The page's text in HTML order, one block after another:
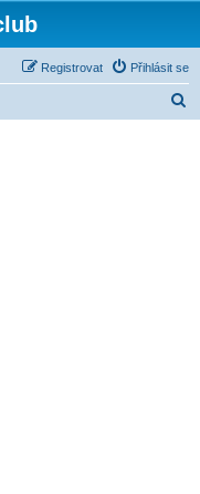
Přihlásit se
Registrovat